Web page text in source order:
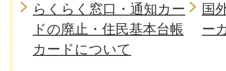
らくらく窓口・通知カー
ドの廃止・住民基本台帳
カードについて
国
ー